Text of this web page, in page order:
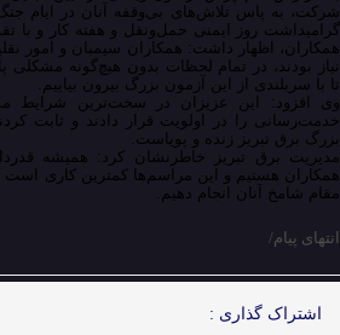
شرکت، به پاس تلاش‌های بی‌وقفه آنان در ایام
گرامیداشت روز ایمنی حمل‌ونقل و هفته کار و با
همکاران، اظهار داشت: همکاران سیمبان و امور
نیاز بودند، در تمام لحظات بدون هیچ‌گونه مشکلی
تا با سربلندی از این آزمون بزرگ بیرون بیاییم.
وی افزود: این عزیزان در سخت‌ترین شرایط
خدمت‌رسانی را در اولویت قرار دادند و ثابت
بزرگ برق تبریز زنده و پویاست.
مدیریت برق تبریز خاطرنشان کرد: همیشه
همکاران هستیم و این مراسم‌ها کمترین کاری است
مقام شامخ آنان انجام دهیم.
انتهای پیام/
اشتراک گذاری :